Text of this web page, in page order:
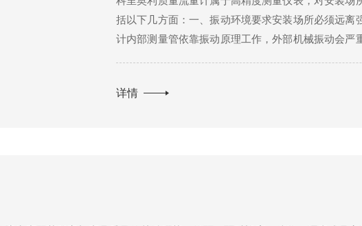
括以下几方面：一、振动环境要求安装场所必须远
计内部测量管依靠振动原理工作，外部机械振动会
详情